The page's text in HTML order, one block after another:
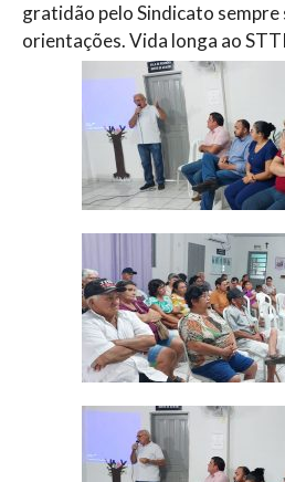
gratidão pelo Sindicato sempre
orientações. Vida longa ao